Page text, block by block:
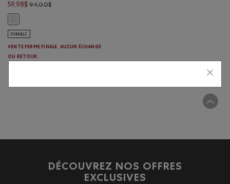
59,98$ 94,00$Prix réduit de 94,00$ à 59,98$
DURABLE
VENTE FERME FINALE. AUCUN ÉCHANGE
OU RETOUR.
DÉCOUVREZ NOS OFFRES
EXCLUSIVES